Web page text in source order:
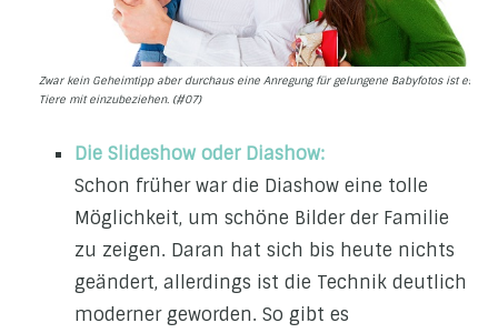
Zwar kein Geheimtipp aber durchaus eine Anregung für gelungene Babyfotos ist es,
Tiere mit einzubeziehen. (#07)
Die Slideshow oder Diashow:
Schon früher war die Diashow eine tolle
Möglichkeit, um schöne Bilder der Familie
zu zeigen. Daran hat sich bis heute nichts
geändert, allerdings ist die Technik deutlich
moderner geworden. So gibt es